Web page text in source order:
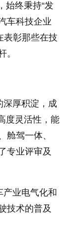
始终秉持“发
车科技企业
表彰那些在技
。
深厚积淀，成
度灵活性，能
舱驾一体、
专业评审及
业电气化和
技术的普及